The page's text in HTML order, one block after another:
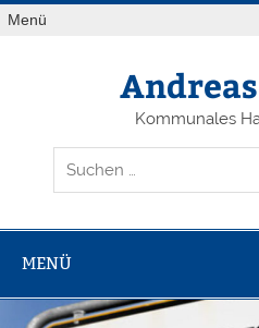
Zum
Inhalt
Menü
Kommunales
MENÜ